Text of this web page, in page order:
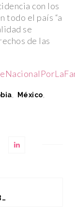
con los
todo el país “a
se
de las
México
THE LAST OF US 2: EL BESO GAY QUE ROMPE LA FERIA DEL VIDEOJUEGO
LGTBI EN